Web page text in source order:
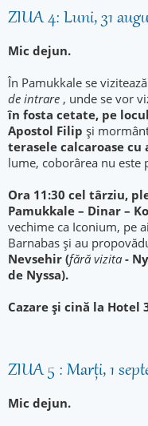
ZIUA 4: Luni, 31
Mic dejun.
În Pamukkale se
de intrare , unde se vor
în fosta cetate, pe
Apostol Filip și
terasele calcaroase cu
lume, coborârea nu este
Ora 11:30 cel târziu,
Pamukkale – Dinar –
vechime ca Iconium, pe
Barnabas şi au
Nevsehir (fără vizita -
de Nyssa).
Cazare şi cină la Hotel
ZIUA 5 : Marți, 1
Mic dejun.